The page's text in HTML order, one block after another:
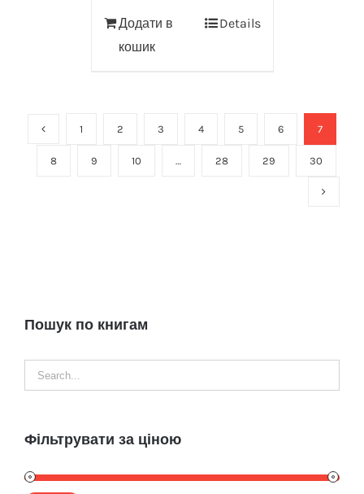
Додати в
кошик
Details
1 2 3 4 5 6 7
8 9 10 … 28 29 30
Пошук по книгам
Фільтрувати за ціною